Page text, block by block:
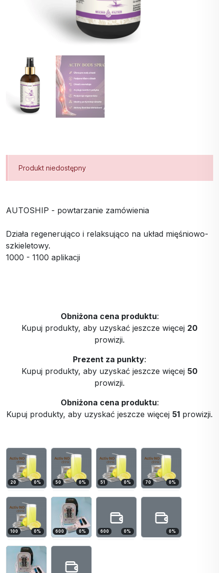
Produkt niedostępny
AUTOSHIP - powtarzanie zamówienia
Działa regenerująco i relaksująco na układ mięśniowo-
szkieletowy.
1000 - 1100 aplikacji
Obniżona cena produktu:
Kupuj produkty, aby uzyskać jeszcze więcej 20
prowizji.
Prezent za punkty:
Kupuj produkty, aby uzyskać jeszcze więcej 50
prowizji.
Obniżona cena produktu:
Kupuj produkty, aby uzyskać jeszcze więcej 51 prowizji.
20 0% 50 0% 51 0% 70 0%
100 0% 600 0% 600 0% 0%